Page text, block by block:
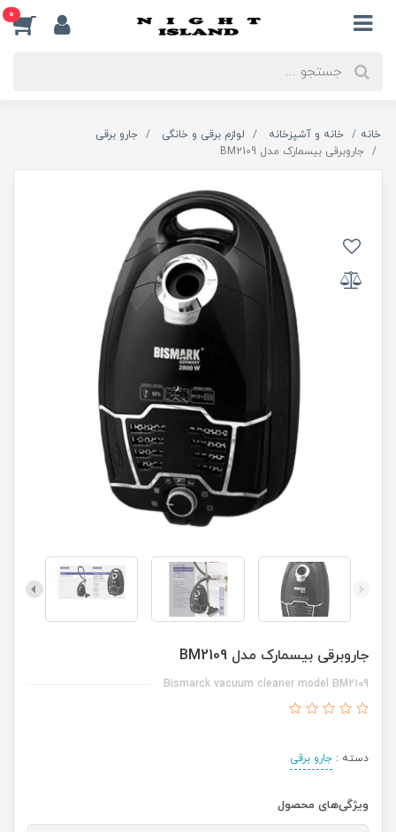
0
خانه خانه و آشپزخانه لوازم برقی و خانگی
جارو برقی
جاروبرقی بیسمارک مدل BM2109
جاروبرقی بیسمارک مدل BM2109
Bismarck vacuum cleaner model BM2109
دسته : جارو برقی
ویژگی‌های محصول